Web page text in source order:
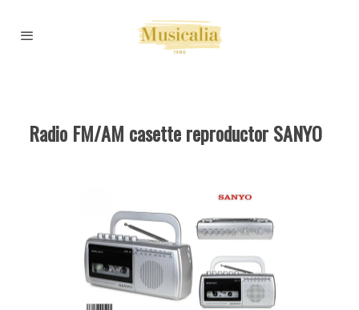
Radio FM/AM casette reproductor SANYO